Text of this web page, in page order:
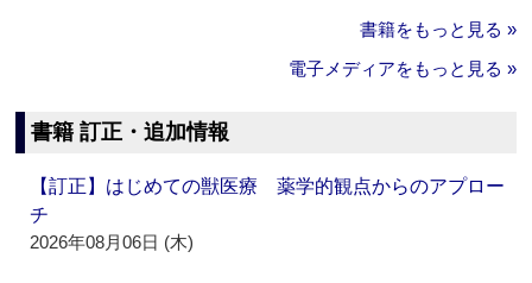
書籍をもっと見る »
電子メディアをもっと見る »
書籍 訂正・追加情報
【訂正】はじめての獣医療 薬学的観点からのアプロー
チ
2026年08月06日 (木)